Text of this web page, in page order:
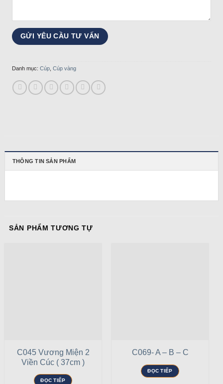
Danh mục: Cúp Cúp vàng
THÔNG TIN SẢN PHẨM
SẢN PHẨM TƯƠNG TỰ
C045 Vương Miện 2
Viền Cúc ( 37cm )
ĐỌC TIẾP
C069- A – B – C
ĐỌC TIẾP